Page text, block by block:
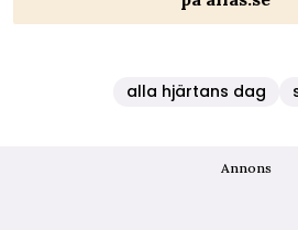
alla hjärtans dag
Annons